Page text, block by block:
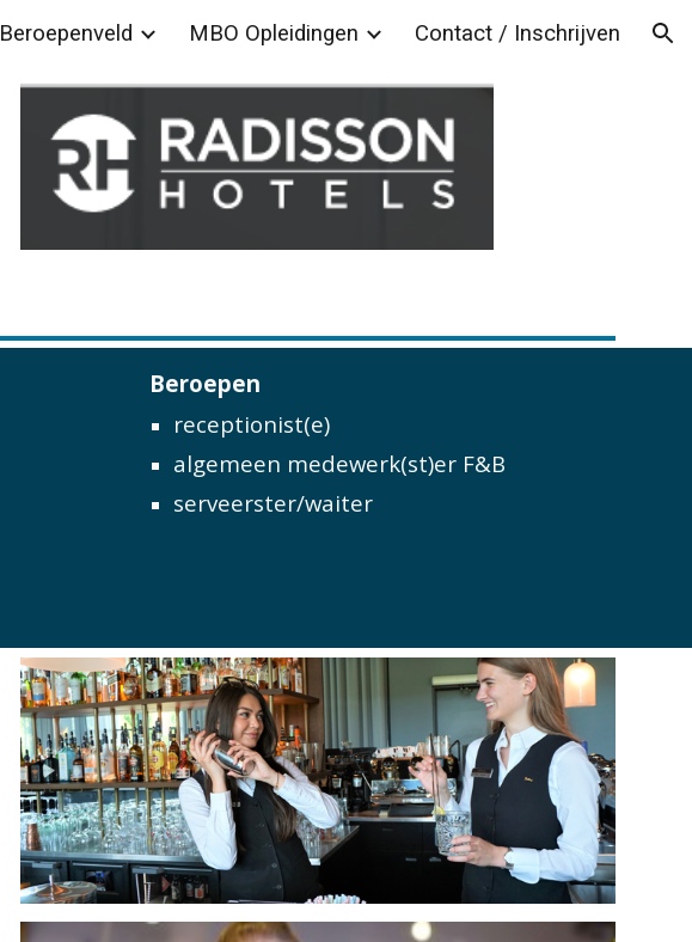
Skip to navigation
Beroepenveld MBO Opleidingen Contact / Inschrijven
Beroepen
receptionist(e)
algemeen medewerk(st)er F&B
serveerster/waiter